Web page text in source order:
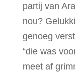
partij van
nou?
genoeg
“die was
meet af